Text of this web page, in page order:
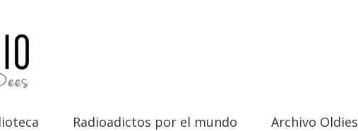
Radioadictos por el mundo Archivo Oldies